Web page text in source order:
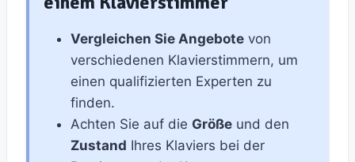
Vergleichen Sie Angebote von
verschiedenen Klavierstimmern, um
einen qualifizierten Experten zu
finden.
Achten Sie auf die Größe und den
Zustand Ihres Klaviers bei der